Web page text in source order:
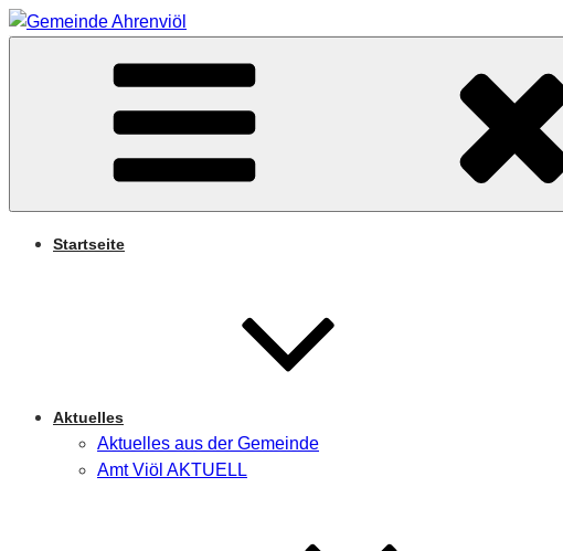
Zum
GEMEINDE AHRENVIÖL
Startseite
Aktuelles
Aktuelles aus der Gemeinde
Amt Viöl AKTUELL